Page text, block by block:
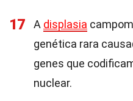
17 A displasia
genética rara
genes que
nuclear.